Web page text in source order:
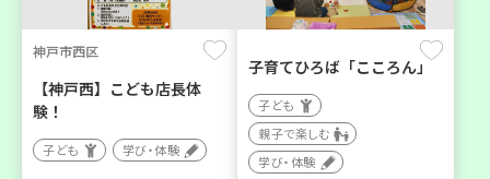
神戸市西区
【神戸西】こども店長体
験！
子ども 学び・体験
子育てひろば「こころん」
子ども
親子で楽しむ
学び・体験